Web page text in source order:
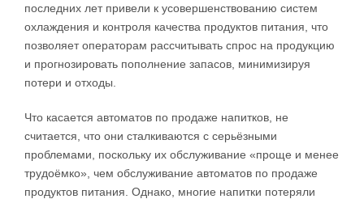
последних лет привели к усовершенствованию систем
охлаждения и контроля качества продуктов питания, что
позволяет операторам рассчитывать спрос на продукцию
и прогнозировать пополнение запасов, минимизируя
потери и отходы.
Что касается автоматов по продаже напитков, не
считается, что они сталкиваются с серьёзными
проблемами, поскольку их обслуживание «проще и менее
трудоёмко», чем обслуживание автоматов по продаже
продуктов питания. Однако, многие напитки потеряли